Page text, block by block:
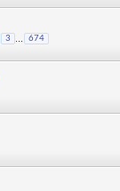
3 674